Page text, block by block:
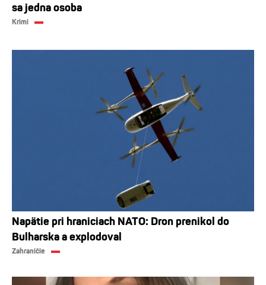
sa jedna osoba
Krimi
Napätie pri hraniciach NATO: Dron prenikol do
Bulharska a explodoval
Zahraničie